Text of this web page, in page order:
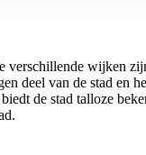
wijken
deel van de stad en
de stad talloze